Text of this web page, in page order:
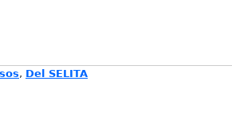
, Del SELITA